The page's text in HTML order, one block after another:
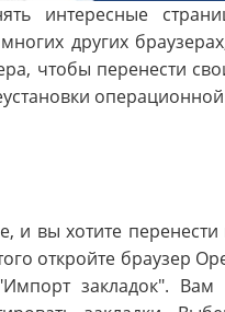
интересные
других
чтобы перенести
и вы хотите
откройте браузер
закладок".